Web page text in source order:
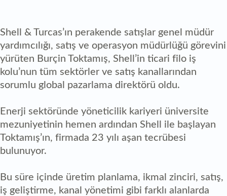
Shell & Turcas’ın perakende satışlar genel müdür
yardımcılığı, satış ve operasyon müdürlüğü görevini
yürüten Burçin Toktamış, Shell’in ticari filo iş
kolu’nun tüm sektörler ve satış kanallarından
sorumlu global pazarlama direktörü oldu.
Enerji sektöründe yöneticilik kariyeri üniversite
mezuniyetinin hemen ardından Shell ile başlayan
Toktamış’ın, firmada 23 yılı aşan tecrübesi
bulunuyor.
Bu süre içinde üretim planlama, ikmal zinciri, satış,
iş geliştirme, kanal yönetimi gibi farklı alanlarda